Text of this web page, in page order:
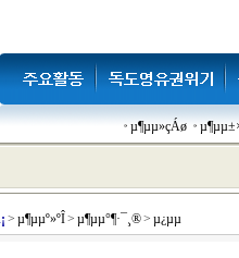
µ¶µµ»çÁø
> µ¶µµº»ºÎ> µ¶µµ°¶·¯¸®> µ¿µµ